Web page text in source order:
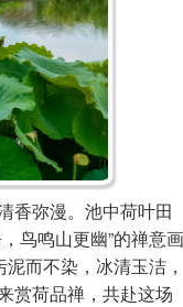
弥漫。池中荷叶田
鸟鸣山更幽”的禅意画
而不染，冰清玉洁，
赏荷品禅，共赴这场